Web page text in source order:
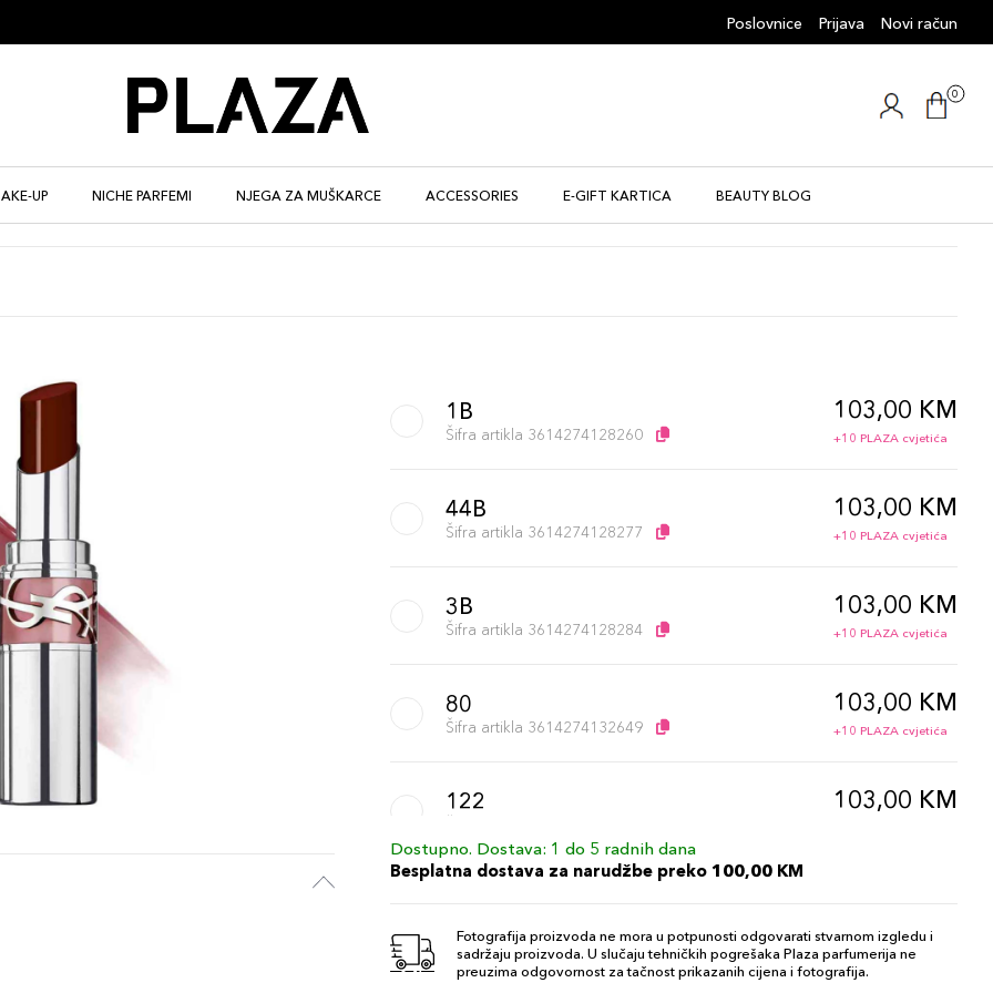
Poslovnice Prijava Novi račun
0
UP NICHE PARFEMI NJEGA ZA MUŠKARCE ACCESSORIES E-GIFT KARTICA BEAUTY BLOG
1B
Šifra artikla 3614274128260
103,00 KM
+10 PLAZA cvjetića
44B
Šifra artikla 3614274128277
103,00 KM
+10 PLAZA cvjetića
3B
Šifra artikla 3614274128284
103,00 KM
+10 PLAZA cvjetića
80
Šifra artikla 3614274132649
103,00 KM
+10 PLAZA cvjetića
122 103,00 KM
Dostupno. Dostava: 1 do 5 radnih dana
Besplatna dostava za narudžbe preko 100,00 KM
Fotografija proizvoda ne mora u potpunosti odgovarati stvarnom izgledu i
sadržaju proizvoda. U slučaju tehničkih pogrešaka Plaza parfumerija ne
preuzima odgovornost za tačnost prikazanih cijena i fotografija.